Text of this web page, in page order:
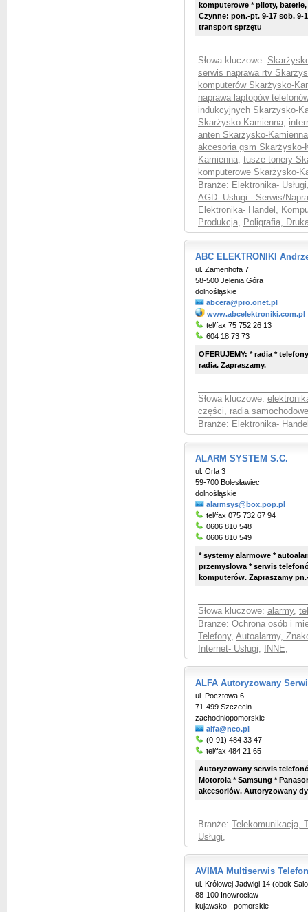
komputerowe * piloty,
Czynne: pon.-pt. 9-17 sob. 9-
transport sprzętu
Słowa kluczowe:
serwis naprawa rtv
komputerów Skarżysko-
naprawa laptopów
indukcyjnych Skarżysko-
Skarżysko-Kamienna,
anten Skarżysko-Kamienna
akcesoria gsm Skarżysko-
Kamienna, tusze tonery
komputerowe Skarżysko-
Branże: Elektronika- Usługi
AGD- Usługi - Serwis/
Elektronika- Handel ,
Produkcja, Poligrafia,
ABC ELEKTRONIKI
ul. Zamenhofa 7
58-500 Jelenia Góra
dolnośląskie
abcera@pro.onet.pl
www.abcelektroniki.com.pl
tel/fax 75 752 26 13
604 18 73 73
OFERUJEMY: * radia *
radia. Zapraszamy.
Słowa kluczowe:
części, radia samochodowe
Branże: Elektronika-
ALARM SYSTEM S.C.
ul. Orla 3
59-700 Bolesławiec
dolnośląskie
alarmsys@box.pop.pl
tel/fax 075 732 67 94
0606 810 548
0606 810 549
* systemy alarmowe *
przemysłowa * serwis
komputerów. Zapraszamy
Słowa kluczowe: alarmy,
Branże: Ochrona osób i
Telefony, Autoalarmy,
Internet- Usługi, INNE,
ALFA Autoryzowany
ul. Pocztowa 6
71-499 Szczecin
zachodniopomorskie
alfa@neo.pl
(0-91) 484 33 47
tel/fax 484 21 65
Autoryzowany serwis
Motorola * Samsung *
akcesoriów. Autoryzowany
Branże:
Telekomunikacja,
Usługi,
AVIMA Multiserwis
ul. Królowej Jadwigi 14 (obok
88-100 Inowrocław
kujawsko - pomorskie